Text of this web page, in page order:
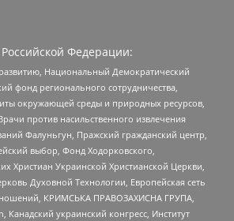
Федерации:
Национальный Демократический
фонд регионального сотрудничества,
окружающей среды и природных ресурсов,
против насильственного извлечения
Фалуньгун, Пражский гражданский центр,
выбор, Фонд Ходорковского,
Христиан Украинской Христианской Церкви,
Духовной Технологии, Европейская сеть
КРИМСЬКА ПРАВОЗАХИСНА ГРУПА,
украинский конгресс, Институт